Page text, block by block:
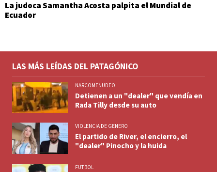
La judoca Samantha Acosta palpita el Mundial de
Ecuador
LAS MÁS LEÍDAS DEL PATAGÓNICO
NARCOMENUDEO
Detienen a un "dealer" que vendía en
Rada Tilly desde su auto
VIOLENCIA DE GENERO
El partido de River, el encierro, el
"dealer" Pinocho y la huida
FUTBOL